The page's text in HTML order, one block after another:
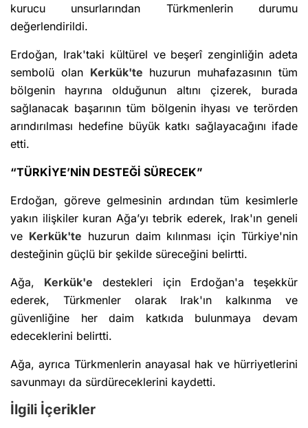
kurucu unsurlarından Türkmenlerin durumu
değerlendirildi.
Erdoğan, Irak'taki kültürel ve beşerî zenginliğin adeta
sembolü olan Kerkük'te huzurun muhafazasının tüm
bölgenin hayrına olduğunun altını çizerek, burada
sağlanacak başarının tüm bölgenin ihyası ve terörden
arındırılması hedefine büyük katkı sağlayacağını ifade
etti.
“TÜRKİYE’NİN DESTEĞİ SÜRECEK”
Erdoğan, göreve gelmesinin ardından tüm kesimlerle
yakın ilişkiler kuran Ağa’yı tebrik ederek, Irak'ın geneli
ve Kerkük'te huzurun daim kılınması için Türkiye'nin
desteğinin güçlü bir şekilde süreceğini belirtti.
Ağa, Kerkük'e destekleri için Erdoğan'a teşekkür
ederek, Türkmenler olarak Irak'ın kalkınma ve
güvenliğine her daim katkıda bulunmaya devam
edeceklerini belirtti.
Ağa, ayrıca Türkmenlerin anayasal hak ve hürriyetlerini
savunmayı da sürdüreceklerini kaydetti.
İlgili İçerikler